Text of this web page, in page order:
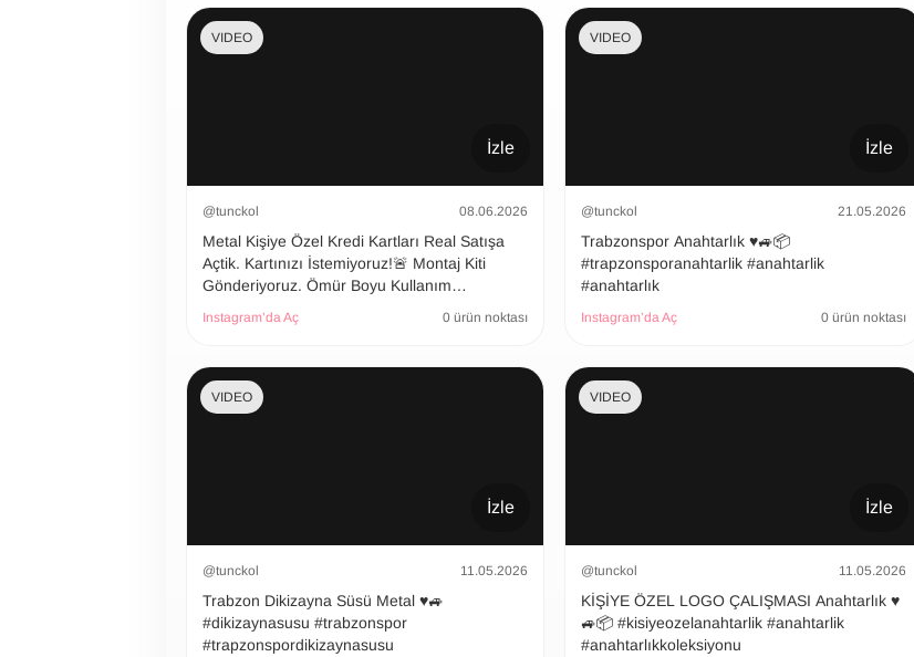
İzle
VIDEO
@tunckol 08.06.2026
Metal Kişiye Özel Kredi Kartları Real Satışa
Açtik. Kartınızı İstemiyoruz!🚨 Montaj Kiti
Gönderiyoruz. Ömür Boyu Kullanım…
Instagram’da Aç 0 ürün noktası
İzle
VIDEO
@tunckol 21.05.2026
Trabzonspor Anahtarlık ♥️🚙📦
#trapzonsporanahtarlik #anahtarlik
#anahtarlık
Instagram’da Aç 0 ürün noktası
İzle
VIDEO
@tunckol 11.05.2026
Trabzon Dikizayna Süsü Metal ♥️🚙
#dikizaynasusu #trabzonspor
#trapzonspordikizaynasusu
İzle
VIDEO
@tunckol 11.05.2026
KİŞİYE ÖZEL LOGO ÇALIŞMASI Anahtarlık ♥️
🚙📦 #kisiyeozelanahtarlik #anahtarlik
#anahtarlıkkoleksiyonu